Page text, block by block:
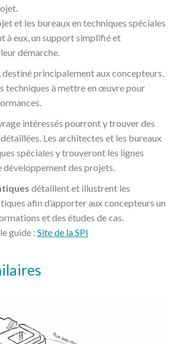
et les bureaux en techniques spéciales
à eux, un support simplifié et
démarche.
, destiné principalement aux concepteurs,
techniques à mettre en œuvre pour
intéressés pourront y trouver des
Les architectes et les bureaux
spéciales y trouveront les lignes
des projets.
détaillent et illustrent les
afin d’apporter aux concepteurs un
et des études de cas.
guide : Site de la SPI